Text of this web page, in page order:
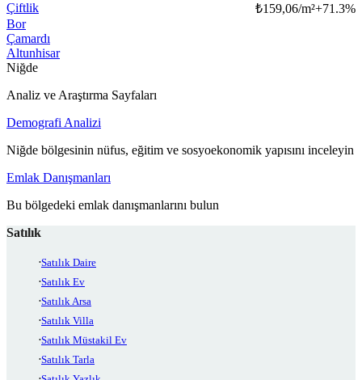
Çiftlik
₺159,06/m²+71.3%
Bor
Çamardı
Altunhisar
Niğde
Analiz ve Araştırma Sayfaları
Demografi Analizi
Niğde bölgesinin nüfus, eğitim ve sosyoekonomik yapısını inceleyin
Emlak Danışmanları
Bu bölgedeki emlak danışmanlarını bulun
Satılık
Satılık Daire
Satılık Ev
Satılık Arsa
Satılık Villa
Satılık Müstakil Ev
Satılık Tarla